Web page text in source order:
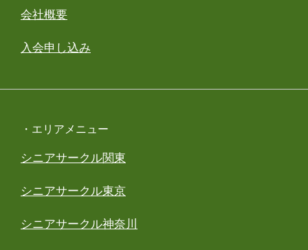
会社概要
入会申し込み
・エリアメニュー
シニアサークル関東
シニアサークル東京
シニアサークル神奈川